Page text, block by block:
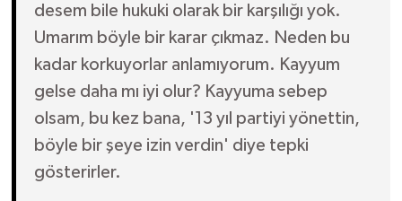
desem bile hukuki olarak bir karşılığı yok.
Umarım böyle bir karar çıkmaz. Neden bu
kadar korkuyorlar anlamıyorum. Kayyum
gelse daha mı iyi olur? Kayyuma sebep
olsam, bu kez bana, '13 yıl partiyi yönettin,
böyle bir şeye izin verdin' diye tepki
gösterirler.